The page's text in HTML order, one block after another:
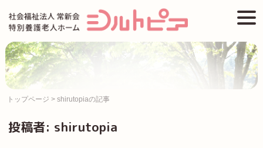
content
トップページ > shirutopiaの記事
投稿者: shirutopia